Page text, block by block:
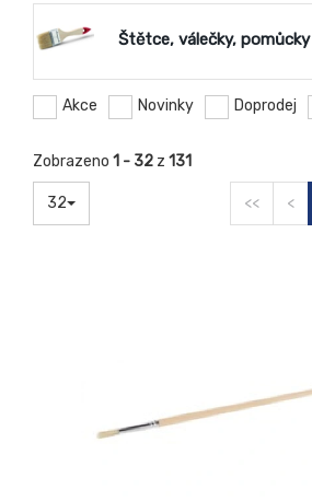
Štětce, válečky, pomůcky
Akce Novinky Doprodej
Zobrazeno 1 - 32 z 131
32 << <